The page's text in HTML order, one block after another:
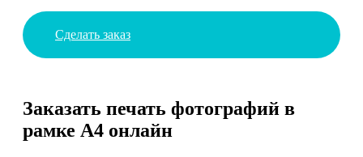
Сделать заказ
Заказать печать фотографий в
рамке А4 онлайн